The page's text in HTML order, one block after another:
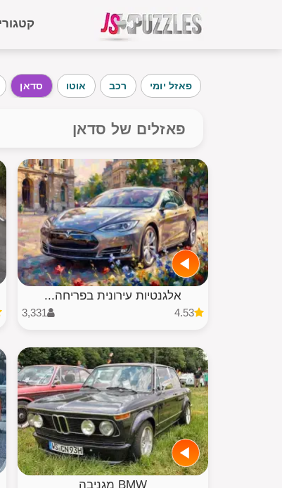
פאזל יומי רכב אוטו סדאן
פאזלים של סדאן
אלגנטיות עירונית בפריחה...
4.53
3,331
BMW מגניבה